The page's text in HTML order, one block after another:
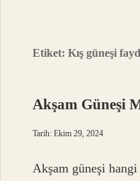
Etiket:Kış güneşi
Akşam Güneşi
Tarih: Ekim 29, 2024
Akşam güneşi